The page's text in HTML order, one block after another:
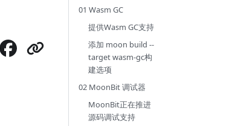
01 Wasm GC
提供Wasm GC支持
添加 moon build --
target wasm-gc构
建选项
02 MoonBit 调试器
MoonBit正在推进
源码调试支持